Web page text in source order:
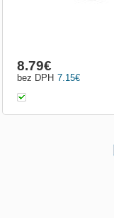
7.15€
bez DPH
8.79€